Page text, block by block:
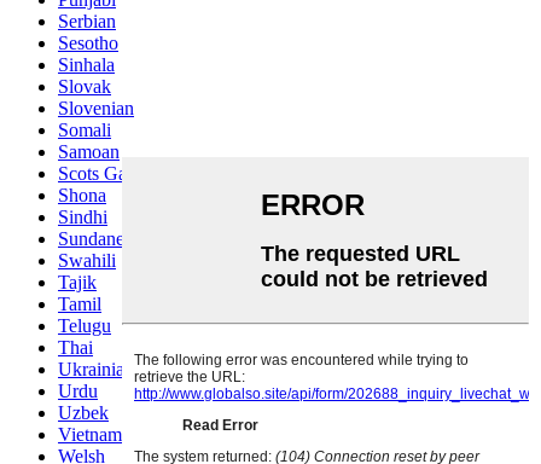
Serbian
Sesotho
Sinhala
Slovak
Slovenian
Somali
Samoan
Scots Gaelic
Shona
Sindhi
Sundanese
Swahili
Tajik
Tamil
Telugu
Thai
Ukrainian
Urdu
Uzbek
Vietnamese
Welsh